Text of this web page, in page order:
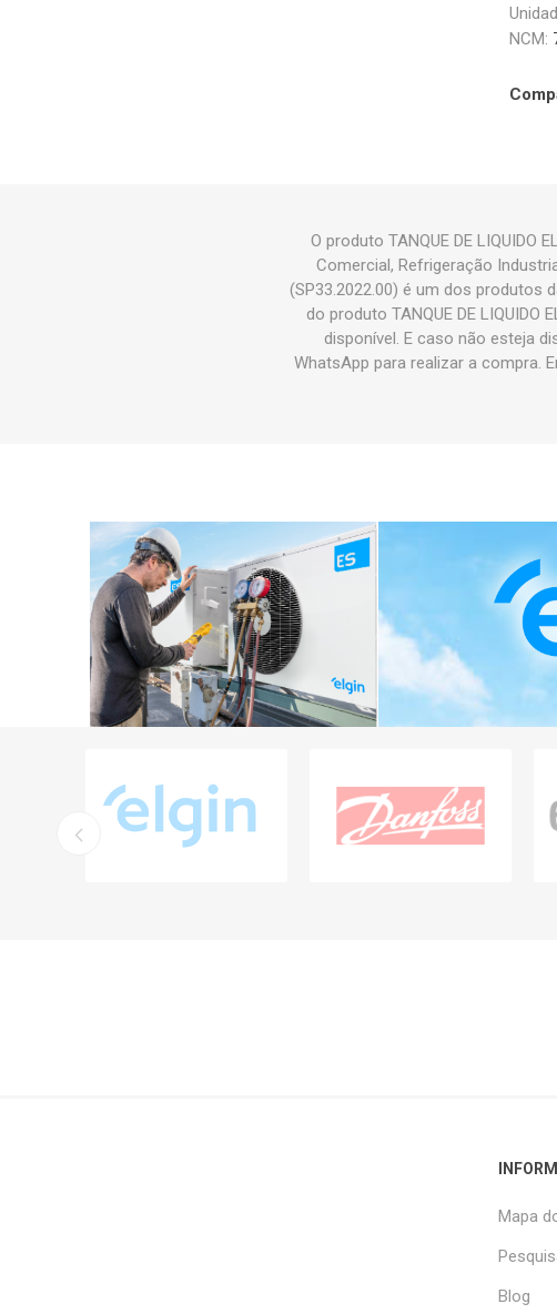
NCM:
O produto TANQUE DE LIQUIDO
Comercial, Refrigeração
(SP33.2022.00) é um dos produtos
do produto TANQUE DE
disponível. E caso não esteja
WhatsApp para realizar a compra.
Mapa
Blog